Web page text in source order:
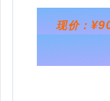
现价：